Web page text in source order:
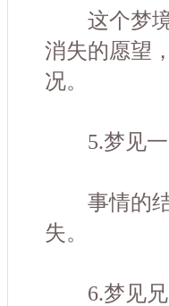
这个梦境
消失的愿望
况。
5.梦见一
事情的结
失。
6.梦见兄